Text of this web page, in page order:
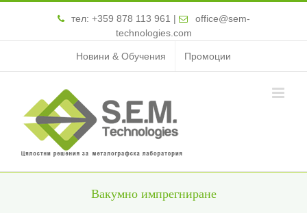
тел: +359 878 113 961 |
office@sem-
technologies.com
Новини & Обучения Промоции
Вакумно импрегниране